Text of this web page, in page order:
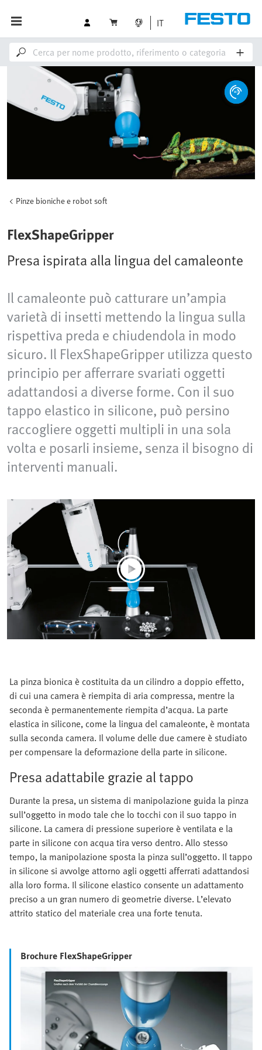
IT
Pinze bioniche e robot soft
FlexShapeGripper
Presa ispirata alla lingua del camaleonte
Il camaleonte può catturare un’ampia
varietà di insetti mettendo la lingua sulla
rispettiva preda e chiudendola in modo
sicuro. Il FlexShapeGripper utilizza questo
principio per afferrare svariati oggetti
adattandosi a diverse forme. Con il suo
tappo elastico in silicone, può persino
raccogliere oggetti multipli in una sola
volta e posarli insieme, senza il bisogno di
interventi manuali.
La pinza bionica è costituita da un cilindro a doppio effetto,
di cui una camera è riempita di aria compressa, mentre la
seconda è permanentemente riempita d’acqua. La parte
elastica in silicone, come la lingua del camaleonte, è montata
sulla seconda camera. Il volume delle due camere è studiato
per compensare la deformazione della parte in silicone.
Presa adattabile grazie al tappo
Durante la presa, un sistema di manipolazione guida la pinza
sull’oggetto in modo tale che lo tocchi con il suo tappo in
silicone. La camera di pressione superiore è ventilata e la
parte in silicone con acqua tira verso dentro. Allo stesso
tempo, la manipolazione sposta la pinza sull’oggetto. Il tappo
in silicone si avvolge attorno agli oggetti afferrati adattandosi
alla loro forma. Il silicone elastico consente un adattamento
preciso a un gran numero di geometrie diverse. L’elevato
attrito statico del materiale crea una forte tenuta.
Brochure FlexShapeGripper